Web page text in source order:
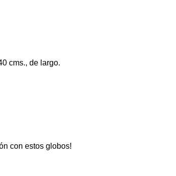
cms., de largo.
con estos globos!